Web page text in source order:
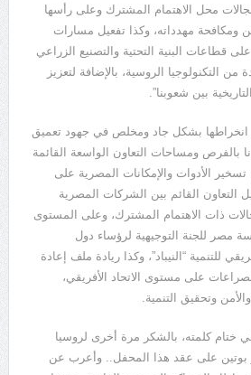
محل الاهتمام المشترك وعلى رأسها
ومكافحة مهدداته، وكذا تفعيل مسارات
على قطاعات البنية التحتية والتصنيع الزراعي
من التكنولوجيا الروسية، بالإضافة لتعزيز
بين شعوبنا”.
انخراطها بشكل جاد ومخلص في جهود تعميق
بالفرص ومساحات التعاون الواسعة القائمة
الأدوات والإمكانات المصرية على
التعاون القائم بين الشركات المصرية
ذات الاهتمام المشترك، وعلى المستوى
مصر للجنة التوجيهية لرؤساء دول
للتنمية “النيباد”، وكذا ريادة ملف إعادة
على مستوى الاتحاد الأفريقي،
وتحقيق التنمية.
ختام كلمته، بالشكر مرة أخرى لروسيا
بوتين على عقد هذا المحفل.. وأعرب عن